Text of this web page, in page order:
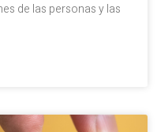
de las personas y las